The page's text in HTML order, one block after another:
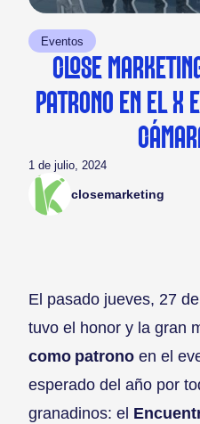
Eventos
CLOSE
PATRONO EN EL X
1 de julio, 2024
closemarketing
El pasado jueves, 27
tuvo el honor y la gran
como patrono en el
esperado del año por
granadinos: el